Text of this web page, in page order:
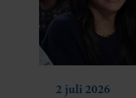
2 juli 2026